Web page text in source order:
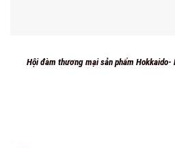
Hội đàm thương mại sản phẩm Hokkaido-